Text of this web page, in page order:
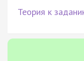
Теория к